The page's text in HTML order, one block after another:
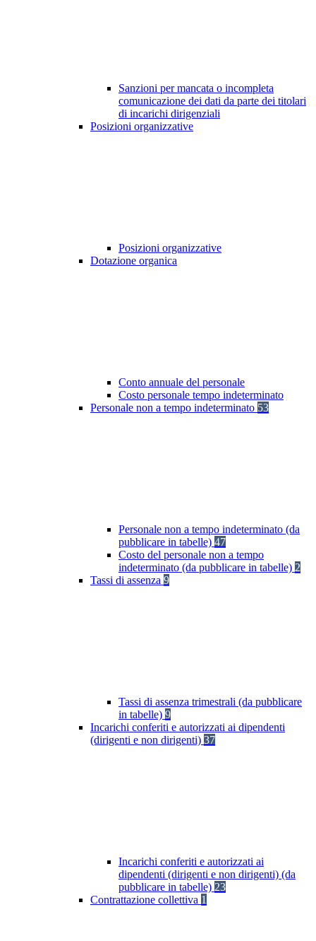
Sanzioni per mancata o incompleta
comunicazione dei dati da parte dei titolari
di incarichi dirigenziali
Posizioni organizzative
Posizioni organizzative
Dotazione organica
Conto annuale del personale
Costo personale tempo indeterminato
Personale non a tempo indeterminato 53
Personale non a tempo indeterminato (da
pubblicare in tabelle) 47
Costo del personale non a tempo
indeterminato (da pubblicare in tabelle) 2
Tassi di assenza 9
Tassi di assenza trimestrali (da pubblicare
in tabelle) 9
Incarichi conferiti e autorizzati ai dipendenti
(dirigenti e non dirigenti) 37
Incarichi conferiti e autorizzati ai
dipendenti (dirigenti e non dirigenti) (da
pubblicare in tabelle) 23
Contrattazione collettiva 1